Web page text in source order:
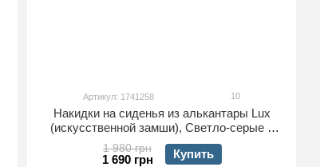
Артикул: 1741258 10
Накидки на сиденья из алькантары Lux
(искусственной замши), Светло-серые с
черной ниткой (соты), Премиум+, Передний
комплект
1 980 грн
1 690 грн Купить